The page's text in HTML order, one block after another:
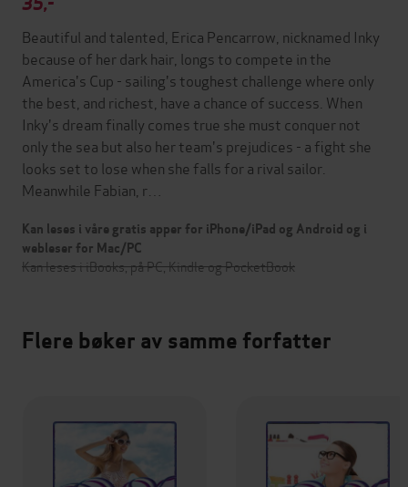
Beautiful and talented, Erica Pencarrow, nicknamed Inky
because of her dark hair, longs to compete in the
America's Cup - sailing's toughest challenge where only
the best, and richest, have a chance of success. When
Inky's dream finally comes true she must conquer not
only the sea but also her team's prejudices - a fight she
looks set to lose when she falls for a rival sailor.
Meanwhile Fabian, r…
Kan leses i våre gratis apper for iPhone/iPad og Android og i
webleser for Mac/PC
Kan leses i iBooks, på PC, Kindle og PocketBook
Flere bøker av samme forfatter